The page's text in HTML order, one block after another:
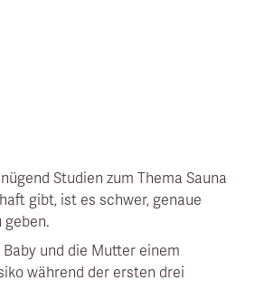
Studien zum Thema Sauna
gibt, ist es schwer, genaue
geben.
und die Mutter einem
während der ersten drei